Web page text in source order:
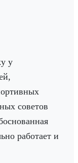
у
советов
работает и